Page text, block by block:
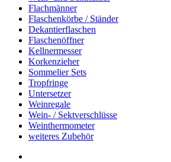
Flachmänner
Flaschenkörbe / Ständer
Dekantierflaschen
Flaschenöffner
Kellnermesser
Korkenzieher
Sommelier Sets
Tropfringe
Untersetzer
Weinregale
Wein- / Sektverschlüsse
Weinthermometer
weiteres Zubehör